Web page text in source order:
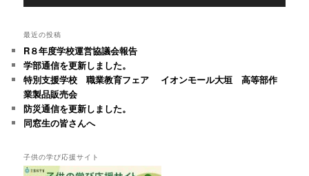
シ
ン
ー
ヤ
ー
最近の投稿
R８年度学校運営協議会報告
学部通信を更新しました。
特別支援学校 職業教育フェア イオンモール大垣 高等部作
業製品販売会
防災通信を更新しました。
同窓生の皆さんへ
子供の学び応援サイト